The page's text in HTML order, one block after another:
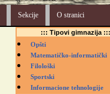
Sekcije O stranici
::: Tipovi gimnazija :::
Opšti
Matematičko-informatički
Filološki
Sportski
Informacione tehnologije